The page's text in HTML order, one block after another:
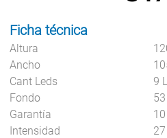
Ficha técnica
Altura
Ancho
Cant Leds
9
Fondo
Garantía
Intensidad